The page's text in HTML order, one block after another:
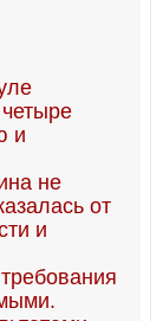
и
не
от
и